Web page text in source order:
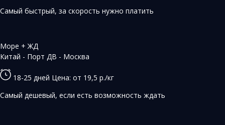
Самый быстрый, за скорость нужно платить
Море + ЖД
Китай - Порт ДВ - Москва
18-25 дней Цена: от 19,5 р./кг
Самый дешевый, если есть возможность ждать